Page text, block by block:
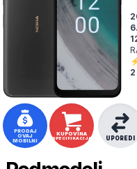
2
PRODAJ
OVAJ
MOBILNI
KUPOVINA
SPECIFIKACIJA UPOREDI